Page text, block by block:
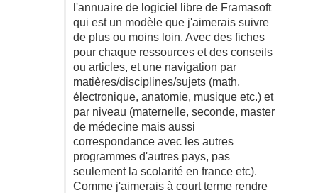
l'annuaire de logiciel libre de Framasoft
qui est un modèle que j'aimerais suivre
de plus ou moins loin. Avec des fiches
pour chaque ressources et des conseils
ou articles, et une navigation par
matières/disciplines/sujets (math,
électronique, anatomie, musique etc.) et
par niveau (maternelle, seconde, master
de médecine mais aussi
correspondance avec les autres
programmes d'autres pays, pas
seulement la scolarité en france etc).
Comme j'aimerais à court terme rendre